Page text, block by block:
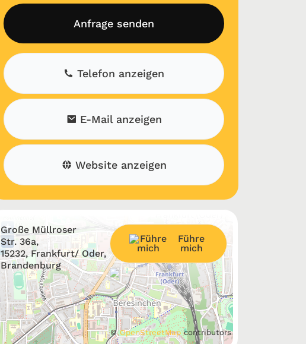
Anfrage senden
Telefon anzeigen
E-Mail anzeigen
Website anzeigen
+
−
©OpenStreetMapcontributors
Große Müllroser
Str. 36a,
15232, Frankfurt/ Oder,
Brandenburg
Führe
mich